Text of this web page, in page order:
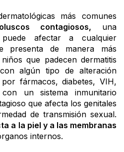
más comunes
contagiosos, una
afectar a cualquier
presenta de manera más
que padecen dermatitis
algún tipo de alteración
fármacos, diabetes, VIH,
un sistema inmunitario
que afecta los genitales
de transmisión sexual.
a la piel y a las membranas
internos.